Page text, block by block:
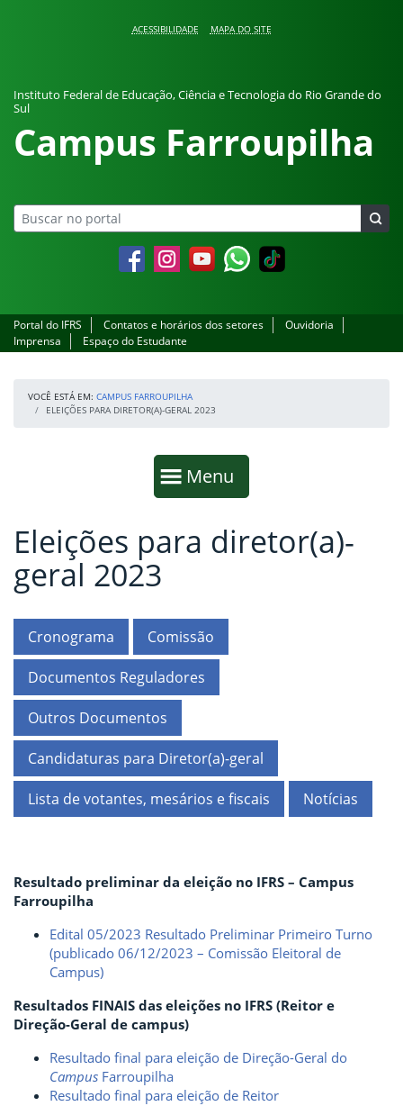
ACESSIBILIDADE MAPA DO SITE
Instituto Federal de Educação, Ciência e Tecnologia do Rio Grande do
Sul
Campus Farroupilha
FacebookInstagramYouTubeWhatsapp
Portal do IFRS Contatos e horários dos setores
Ouvidoria
Imprensa
Espaço do Estudante
VOCÊ ESTÁ EM: CAMPUS FARROUPILHA
ELEIÇÕES PARA DIRETOR(A)-GERAL 2023
Mostrar
Menu
Fim da navegação
Início do conteúdo
Eleições para diretor(a)-
geral 2023
Cronograma Comissão
Documentos Reguladores
Outros Documentos
Candidaturas para Diretor(a)-geral
Lista de votantes, mesários e fiscais Notícias
Resultado preliminar da eleição no IFRS – Campus
Farroupilha
Edital 05/2023 Resultado Preliminar Primeiro Turno
(publicado 06/12/2023 – Comissão Eleitoral de
Campus)
Resultados FINAIS das eleições no IFRS (Reitor e
Direção-Geral de campus)
Resultado final para eleição de Direção-Geral do
Campus Farroupilha
Resultado final para eleição de Reitor